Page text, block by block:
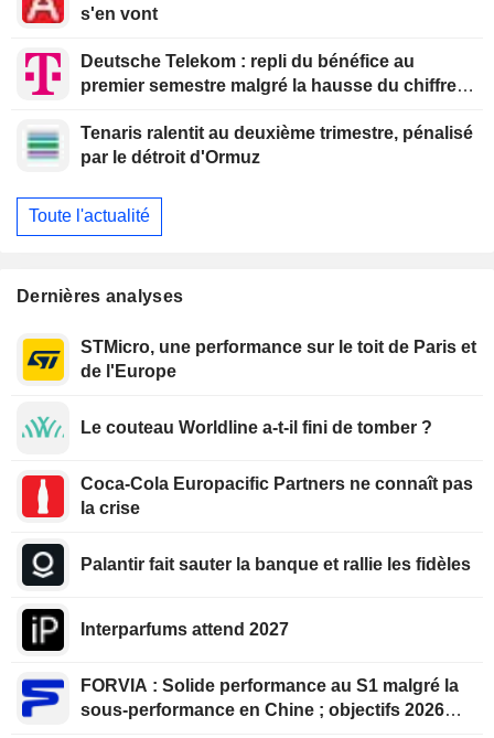
s'en vont
Deutsche Telekom : repli du bénéfice au
premier semestre malgré la hausse du chiffre
Tenaris ralentit au deuxième trimestre, pénalisé
par le détroit d'Ormuz
Toute l'actualité
Dernières analyses
STMicro, une performance sur le toit de Paris et
de l'Europe
Le couteau Worldline a-t-il fini de tomber ?
Coca-Cola Europacific Partners ne connaît pas
la crise
Palantir fait sauter la banque et rallie les fidèles
Interparfums attend 2027
FORVIA : Solide performance au S1 malgré la
sous-performance en Chine ; objectifs 2026